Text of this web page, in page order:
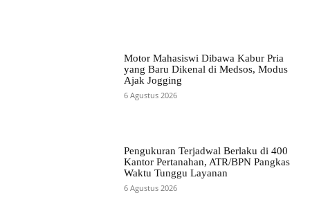
Motor Mahasiswi Dibawa Kabur Pria
yang Baru Dikenal di Medsos, Modus
Ajak Jogging
6 Agustus 2026
Pengukuran Terjadwal Berlaku di 400
Kantor Pertanahan, ATR/BPN Pangkas
Waktu Tunggu Layanan
6 Agustus 2026